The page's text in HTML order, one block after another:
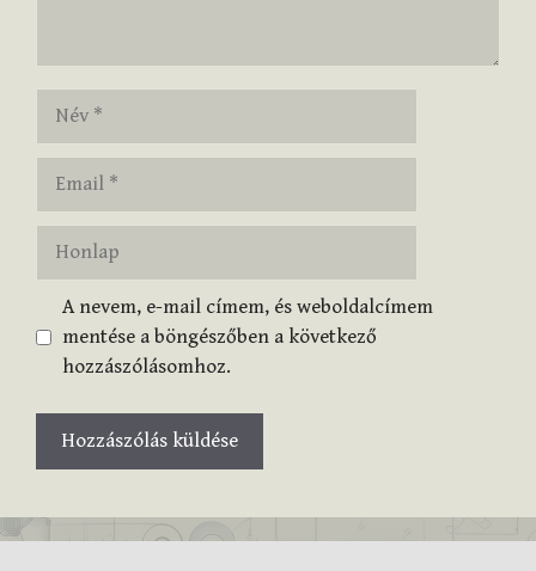
Honlap
A nevem, e-mail címem, és weboldalcímem
mentése a böngészőben a következő
hozzászólásomhoz.